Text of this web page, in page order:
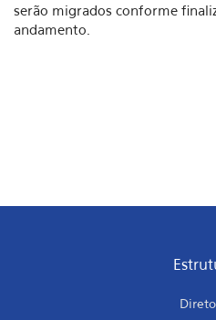
serão migrados conforme
andamento.